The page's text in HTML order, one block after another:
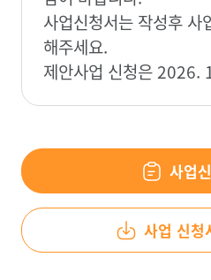
사업신청서는 작성후 사
해주세요.
제안사업 신청은 2026.
사업 신청
사업